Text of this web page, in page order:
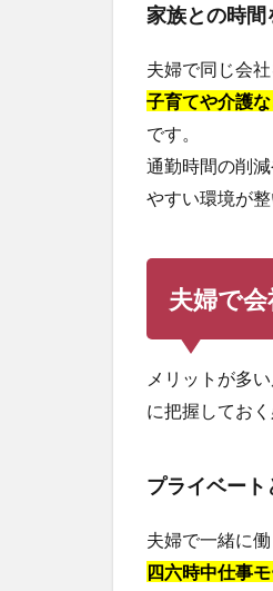
家族との時
夫婦で同じ会
子育てや介護
です。
通勤時間の削
やすい環境が整
夫婦で
メリットが多
に把握しておく
プライベー
夫婦で一緒に
四六時中仕事